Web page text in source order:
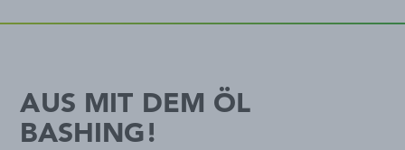
AUS MIT DEM ÖL
BASHING!